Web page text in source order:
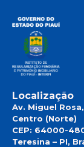
Localização
Av. Miguel
Centro (Norte)
CEP: 64000-
Teresina – PI,